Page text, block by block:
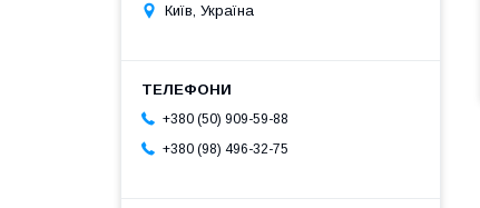
Київ, Україна
+380 (50) 909-59-88
+380 (98) 496-32-75